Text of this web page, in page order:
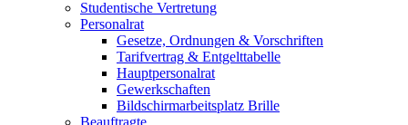
Studentische Vertretung
Personalrat
Gesetze, Ordnungen & Vorschriften
Tarifvertrag & Entgelttabelle
Hauptpersonalrat
Gewerkschaften
Bildschirmarbeitsplatz Brille
Beauftragte